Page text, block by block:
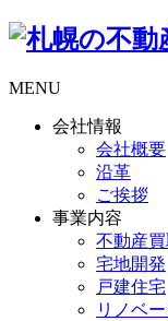
MENU
会社情報
会社概要
沿革
ご挨拶
事業内容
不動産買
宅地開発
戸建住宅
リノベ